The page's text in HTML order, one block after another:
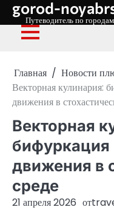
Перейти
содержимому
gorod-
Путеводитель по
Главная
Новости
Векторная кулинария:
движения в
Векторная
движения в
среде
21 апреля 2026 от